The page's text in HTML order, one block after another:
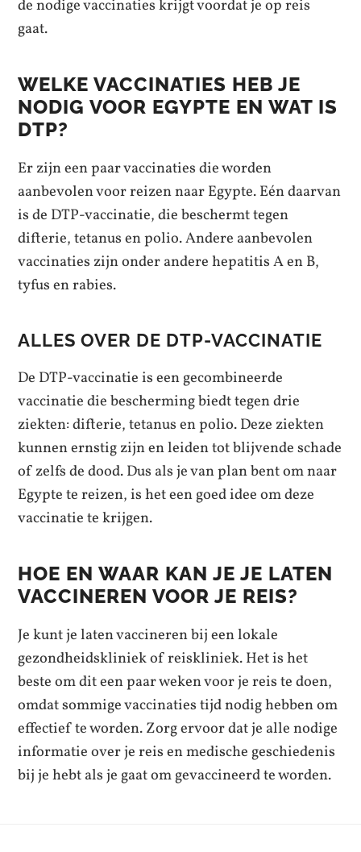
de nodige vaccinaties krijgt voordat je op reis
gaat.
WELKE VACCINATIES HEB JE
NODIG VOOR EGYPTE EN WAT IS
DTP?
Er zijn een paar vaccinaties die worden
aanbevolen voor reizen naar Egypte. Eén daarvan
is de DTP-vaccinatie, die beschermt tegen
difterie, tetanus en polio. Andere aanbevolen
vaccinaties zijn onder andere hepatitis A en B,
tyfus en rabies.
ALLES OVER DE DTP-VACCINATIE
De DTP-vaccinatie is een gecombineerde
vaccinatie die bescherming biedt tegen drie
ziekten: difterie, tetanus en polio. Deze ziekten
kunnen ernstig zijn en leiden tot blijvende schade
of zelfs de dood. Dus als je van plan bent om naar
Egypte te reizen, is het een goed idee om deze
vaccinatie te krijgen.
HOE EN WAAR KAN JE JE LATEN
VACCINEREN VOOR JE REIS?
Je kunt je laten vaccineren bij een lokale
gezondheidskliniek of reiskliniek. Het is het
beste om dit een paar weken voor je reis te doen,
omdat sommige vaccinaties tijd nodig hebben om
effectief te worden. Zorg ervoor dat je alle nodige
informatie over je reis en medische geschiedenis
bij je hebt als je gaat om gevaccineerd te worden.